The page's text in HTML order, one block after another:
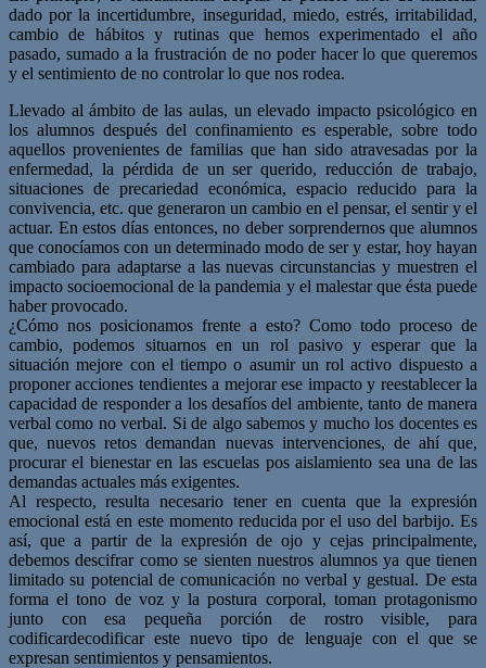
dado por la incertidumbre, inseguridad, miedo, estrés, irritabilidad,
cambio de hábitos y rutinas que hemos experimentado el año
pasado, sumado a la frustración de no poder hacer lo que queremos
y el sentimiento de no controlar lo que nos rodea.
Llevado al ámbito de las aulas, un elevado impacto psicológico en
los alumnos después del confinamiento es esperable, sobre todo
aquellos provenientes de familias que han sido atravesadas por la
enfermedad, la pérdida de un ser querido, reducción de trabajo,
situaciones de precariedad económica, espacio reducido para la
convivencia, etc. que generaron un cambio en el pensar, el sentir y el
actuar. En estos días entonces, no deber sorprendernos que alumnos
que conocíamos con un determinado modo de ser y estar, hoy hayan
cambiado para adaptarse a las nuevas circunstancias y muestren el
impacto socioemocional de la pandemia y el malestar que ésta puede
haber provocado.
¿Cómo nos posicionamos frente a esto? Como todo proceso de
cambio, podemos situarnos en un rol pasivo y esperar que la
situación mejore con el tiempo o asumir un rol activo dispuesto a
proponer acciones tendientes a mejorar ese impacto y reestablecer la
capacidad de responder a los desafíos del ambiente, tanto de manera
verbal como no verbal. Si de algo sabemos y mucho los docentes es
que, nuevos retos demandan nuevas intervenciones, de ahí que,
procurar el bienestar en las escuelas pos aislamiento sea una de las
demandas actuales más exigentes.
Al respecto, resulta necesario tener en cuenta que la expresión
emocional está en este momento reducida por el uso del barbijo. Es
así, que a partir de la expresión de ojo y cejas principalmente,
debemos descifrar como se sienten nuestros alumnos ya que tienen
limitado su potencial de comunicación no verbal y gestual. De esta
forma el tono de voz y la postura corporal, toman protagonismo
junto con esa pequeña porción de rostro visible, para
codificardecodificar este nuevo tipo de lenguaje con el que se
expresan sentimientos y pensamientos.